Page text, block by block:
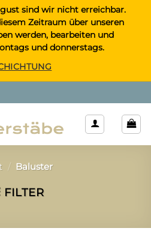
sind wir nicht erreichbar.
Zeitraum über unseren
werden, bearbeiten und
und donnerstags.
/ Baluster
FILTER